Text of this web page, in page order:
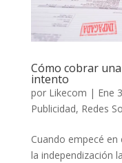
Cómo cobrar
intento
por Likecom | Ene
Publicidad, Redes
Cuando empecé
la independización